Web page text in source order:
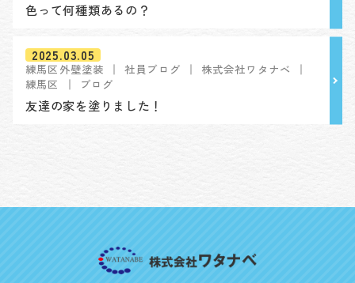
色って何種類あるの？
2025.03.05
練馬区外壁塗装 社員ブログ
株式会社ワタナベ
練馬区
ブログ
友達の家を塗りました！